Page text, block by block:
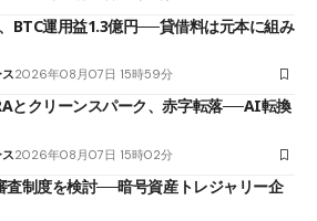
BTC運用益1.3億円──貸借料は元本に組み
2026年08月07日 15時59分
とクリーンスパーク、赤字転落──AI転換
2026年08月07日 15時02分
査制度を検討──暗号資産トレジャリー企